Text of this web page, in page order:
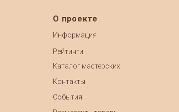
О проекте
Информация
Рейтинги
Каталог мастерских
Контакты
События